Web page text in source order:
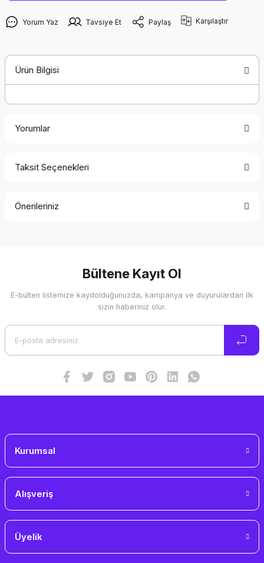
Yorum Yaz Tavsiye Et Paylaş Karşılaştır
Ürün Bilgisi
Yorumlar
Taksit Seçenekleri
Önerileriniz
Görüş ve önerileriniz için teşekkür ederiz.
Ürün resmi kalitesiz, bozuk veya görüntülenemiyor.
Bültene Kayıt Ol
E-bülten listemize kaydolduğunuzda, kampanya ve duyurulardan ilk
sizin haberiniz olur.
Kurumsal
Alışveriş
Üyelik